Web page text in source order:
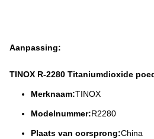
Aanpassing:
TINOX R-2280 Titaniumdioxide
Merknaam:TINOX
Modelnummer:R2280
Plaats van oorsprong:China